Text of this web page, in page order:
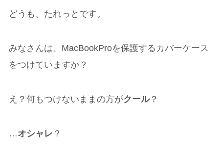
どうも、たれっとです。
みなさんは、MacBookProを保護するカバーケース
をつけていますか？
え？何もつけないままの方がクール？
…オシャレ ？